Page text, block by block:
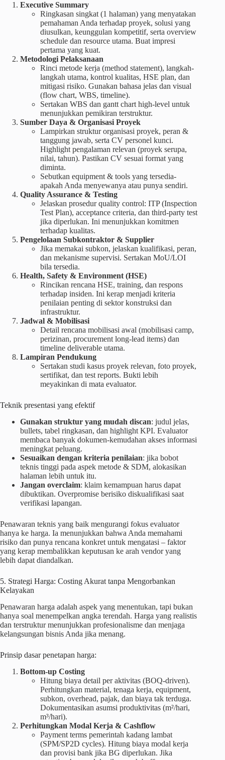
Executive Summary
Ringkasan singkat (1 halaman) yang menyatakan
pemahaman Anda terhadap proyek, solusi yang
diusulkan, keunggulan kompetitif, serta overview
schedule dan resource utama. Buat impresi
pertama yang kuat.
Metodologi Pelaksanaan
Rinci metode kerja (method statement), langkah-
langkah utama, kontrol kualitas, HSE plan, dan
mitigasi risiko. Gunakan bahasa jelas dan visual
(flow chart, WBS, timeline).
Sertakan WBS dan gantt chart high-level untuk
menunjukkan pemikiran terstruktur.
Sumber Daya & Organisasi Proyek
Lampirkan struktur organisasi proyek, peran &
tanggung jawab, serta CV personel kunci.
Highlight pengalaman relevan (proyek serupa,
nilai, tahun). Pastikan CV sesuai format yang
diminta.
Sebutkan equipment & tools yang tersedia-
apakah Anda menyewanya atau punya sendiri.
Quality Assurance & Testing
Jelaskan prosedur quality control: ITP (Inspection
Test Plan), acceptance criteria, dan third-party test
jika diperlukan. Ini menunjukkan komitmen
terhadap kualitas.
Pengelolaan Subkontraktor & Supplier
Jika memakai subkon, jelaskan kualifikasi, peran,
dan mekanisme supervisi. Sertakan MoU/LOI
bila tersedia.
Health, Safety & Environment (HSE)
Rincikan rencana HSE, training, dan respons
terhadap insiden. Ini kerap menjadi kriteria
penilaian penting di sektor konstruksi dan
infrastruktur.
Jadwal & Mobilisasi
Detail rencana mobilisasi awal (mobilisasi camp,
perizinan, procurement long-lead items) dan
timeline deliverable utama.
Lampiran Pendukung
Sertakan studi kasus proyek relevan, foto proyek,
sertifikat, dan test reports. Bukti lebih
meyakinkan di mata evaluator.
Teknik presentasi yang efektif
Gunakan struktur yang mudah discan: judul jelas,
bullets, tabel ringkasan, dan highlight KPI. Evaluator
membaca banyak dokumen-kemudahan akses informasi
meningkat peluang.
Sesuaikan dengan kriteria penilaian: jika bobot
teknis tinggi pada aspek metode & SDM, alokasikan
halaman lebih untuk itu.
Jangan overclaim: klaim kemampuan harus dapat
dibuktikan. Overpromise berisiko diskualifikasi saat
verifikasi lapangan.
Penawaran teknis yang baik mengurangi fokus evaluator
hanya ke harga. Ia menunjukkan bahwa Anda memahami
risiko dan punya rencana konkret untuk mengatasi – faktor
yang kerap membalikkan keputusan ke arah vendor yang
lebih dapat diandalkan.
5. Strategi Harga: Costing Akurat tanpa Mengorbankan
Kelayakan
Penawaran harga adalah aspek yang menentukan, tapi bukan
hanya soal menempelkan angka terendah. Harga yang realistis
dan terstruktur menunjukkan profesionalisme dan menjaga
kelangsungan bisnis Anda jika menang.
Prinsip dasar penetapan harga:
Bottom-up Costing
Hitung biaya detail per aktivitas (BOQ-driven).
Perhitungkan material, tenaga kerja, equipment,
subkon, overhead, pajak, dan biaya tak terduga.
Dokumentasikan asumsi produktivitas (m²/hari,
m³/hari).
Perhitungkan Modal Kerja & Cashflow
Payment terms pemerintah kadang lambat
(SPM/SP2D cycles). Hitung biaya modal kerja
dan provisi bank jika BG diperlukan. Jika